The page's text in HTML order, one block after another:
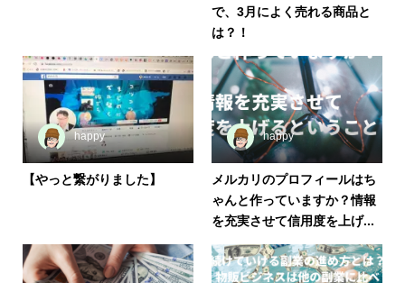
で、3月によく売れる商品と
は？！
happy
【やっと繋がりました】
happy
メルカリのプロフィールはち
ゃんと作っていますか？情報
を充実させて信用度を上げ...